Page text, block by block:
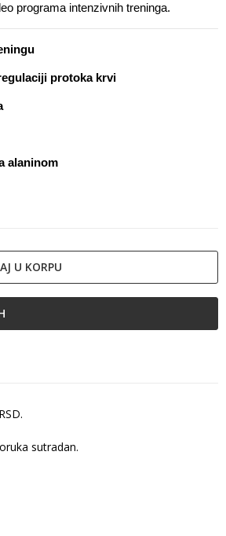
programa intenzivnih treninga.
protoka krvi
alaninom
U KORPU
sutradan.